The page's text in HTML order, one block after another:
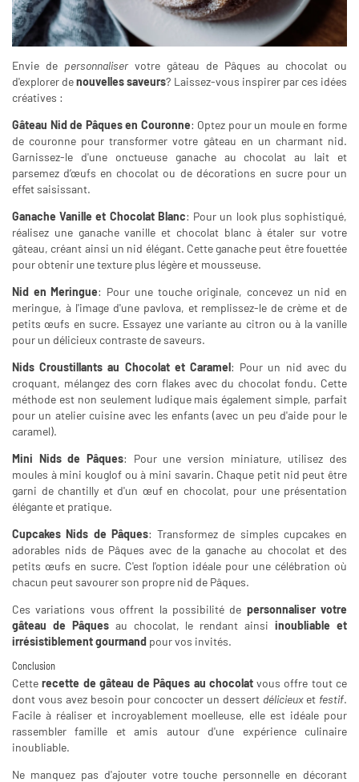
Envie de personnaliservotre gâteau de Pâques au chocolat ou
d'explorer denouvelles saveurs? Laissez-vous inspirer par ces idées
créatives :
Gâteau Nid de Pâques en Couronne: Optez pour un moule en forme
de couronne pour transformer votre gâteau en un charmant nid.
Garnissez-le d'une onctueuse ganache au chocolat au lait et
parsemez d’œufs en chocolat ou de décorations en sucre pour un
effet saisissant.
Ganache Vanille et Chocolat Blanc: Pour un look plus sophistiqué,
réalisez une ganache vanille et chocolat blanc à étaler sur votre
gâteau, créant ainsi un nid élégant. Cette ganache peut être fouettée
pour obtenir une texture plus légère et mousseuse.
Nid en Meringue: Pour une touche originale, concevez un nid en
meringue, à l'image d'une pavlova, et remplissez-le de crème et de
petits œufs en sucre. Essayez une variante au citron ou à la vanille
pour un délicieux contraste de saveurs.
Nids Croustillants au Chocolat et Caramel: Pour un nid avec du
croquant, mélangez des corn flakes avec du chocolat fondu. Cette
méthode est non seulement ludique mais également simple, parfait
pour un atelier cuisine avec les enfants (avec un peu d'aide pour le
caramel).
Mini Nids de Pâques: Pour une version miniature, utilisez des
moules à mini kouglof ou à mini savarin. Chaque petit nid peut être
garni de chantilly et d'un œuf en chocolat, pour une présentation
élégante et pratique.
Cupcakes Nids de Pâques: Transformez de simples cupcakes en
adorables nids de Pâques avec de la ganache au chocolat et des
petits œufs en sucre. C'est l'option idéale pour une célébration où
chacun peut savourer son propre nid de Pâques.
Ces variations vous offrent la possibilité de personnaliser votre
gâteau de Pâquesau chocolat, le rendant ainsiinoubliable et
irrésistiblement gourmand pour vos invités.
Conclusion
Cetterecette de gâteau de Pâques au chocolatvous offre tout ce
dont vous avez besoin pour concocter un dessert délicieuxet festif.
Facile à réaliser et incroyablement moelleuse, elle est idéale pour
rassembler famille et amis autour d'une expérience culinaire
inoubliable.
Ne manquez pas d'ajouter votre touche personnelle en décorant